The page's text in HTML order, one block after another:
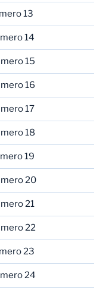
13
14
15
16
17
18
19
20
21
22
23
24